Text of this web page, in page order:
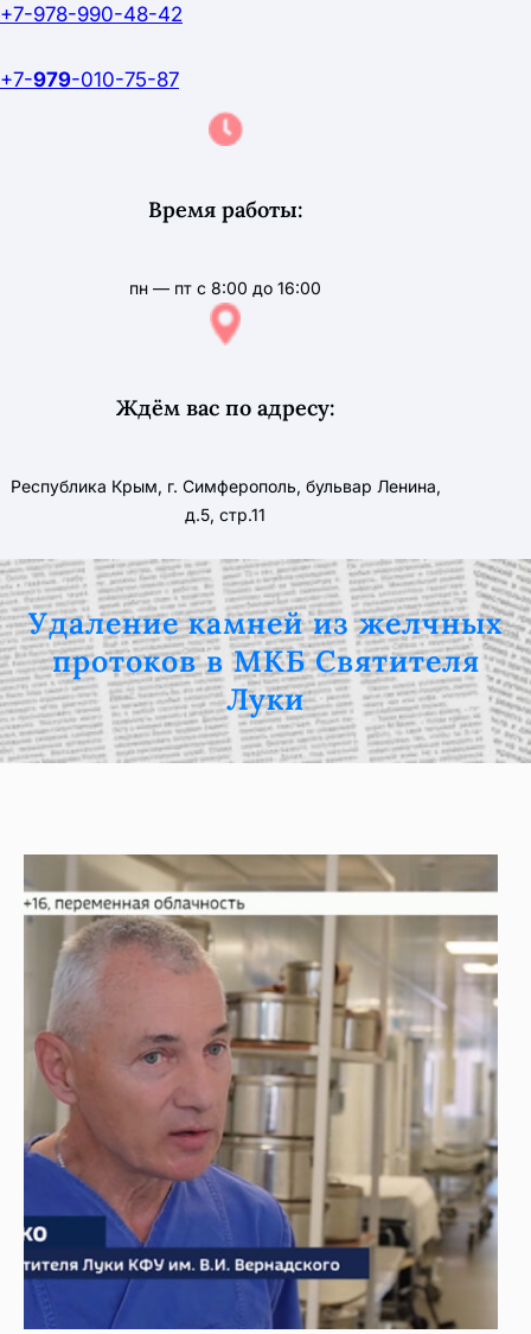
+7-978-990-48-42
+7-979-010-75-87
Время работы:
пн — пт с 8:00 до 16:00
Ждём вас по адресу:
Республика Крым, г. Симферополь, бульвар Ленина,
д.5, стр.11
Удаление камней из желчных
протоков в МКБ Святителя
Луки